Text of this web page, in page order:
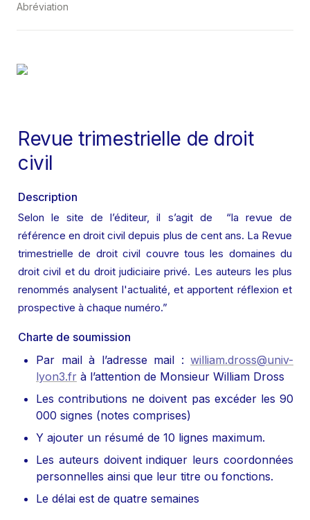
Abréviation
Revue trimestrielle de droit
civil
Description
Selon le site de l’éditeur, il s’agit de  “la revue de
référence en droit civil depuis plus de cent ans. La Revue
trimestrielle de droit civil couvre tous les domaines du
droit civil et du droit judiciaire privé. Les auteurs les plus
renommés analysent l'actualité, et apportent réflexion et
prospective à chaque numéro.”
Charte de soumission
Par mail à l’adresse mail : william.dross@univ-
lyon3.fr à l’attention de Monsieur William Dross
Les contributions ne doivent pas excéder les 90
000 signes (notes comprises)
Y ajouter un résumé de 10 lignes maximum.
Les auteurs doivent indiquer leurs coordonnées
personnelles ainsi que leur titre ou fonctions.
Le délai est de quatre semaines